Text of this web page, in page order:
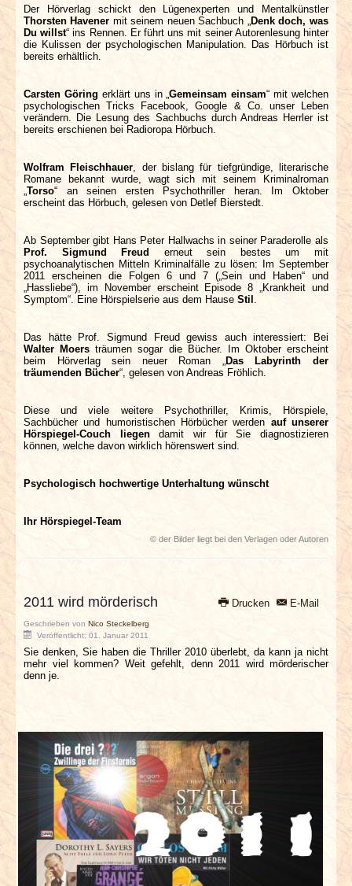
Der Hörverlag schickt den Lügenexperten und Mentalkünstler
Thorsten Havener mit seinem neuen Sachbuch „Denk doch, was
Du willst“ ins Rennen. Er führt uns mit seiner Autorenlesung hinter
die Kulissen der psychologischen Manipulation. Das Hörbuch ist
bereits erhältlich.
Carsten Göring erklärt uns in „Gemeinsam einsam“ mit welchen
psychologischen Tricks Facebook, Google & Co. unser Leben
verändern. Die Lesung des Sachbuchs durch Andreas Herrler ist
bereits erschienen bei Radioropa Hörbuch.
Wolfram Fleischhauer, der bislang für tiefgründige, literarische
Romane bekannt wurde, wagt sich mit seinem Kriminalroman
„Torso“ an seinen ersten Psychothriller heran. Im Oktober
erscheint das Hörbuch, gelesen von Detlef Bierstedt.
Ab September gibt Hans Peter Hallwachs in seiner Paraderolle als
Prof. Sigmund Freud
erneut sein bestes um mit
psychoanalytischen Mitteln Kriminalfälle zu lösen: Im September
2011 erscheinen die Folgen 6 und 7 („Sein und Haben“ und
„Hassliebe“), im November erscheint Episode 8 „Krankheit und
Symptom“. Eine Hörspielserie aus dem Hause Stil .
Das hätte Prof. Sigmund Freud gewiss auch interessiert: Bei
Walter Moers träumen sogar die Bücher. Im Oktober erscheint
beim Hörverlag sein neuer Roman „Das Labyrinth der
träumenden Bücher“, gelesen von Andreas Fröhlich.
Diese und viele weitere Psychothriller, Krimis, Hörspiele,
Sachbücher und humoristischen Hörbücher werden auf unserer
Hörspiegel-Couch liegendamit wir für Sie diagnostizieren
können, welche davon wirklich hörenswert sind.
Psychologisch hochwertige Unterhaltung wünscht
Ihr Hörspiegel-Team
© der Bilder liegt bei den Verlagen oder Autoren
Drucken E-Mail
2011 wird mörderisch
Geschrieben von Nico Steckelberg
Veröffentlicht: 01. Januar 2011
Sie denken, Sie haben die Thriller 2010 überlebt, da kann ja nicht
mehr viel kommen? Weit gefehlt, denn 2011 wird mörderischer
denn je.